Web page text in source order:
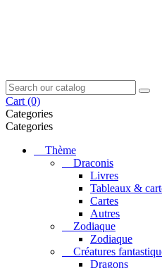
Cart (0)
Categories
Categories
Thème
Draconis
Livres
Tableaux &
Cartes
Autres
Zodiaque
Zodiaque
Créatures
Dragons